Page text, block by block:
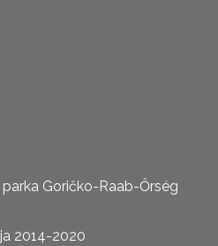
Goričko-Raab-Őrség
2014-2020